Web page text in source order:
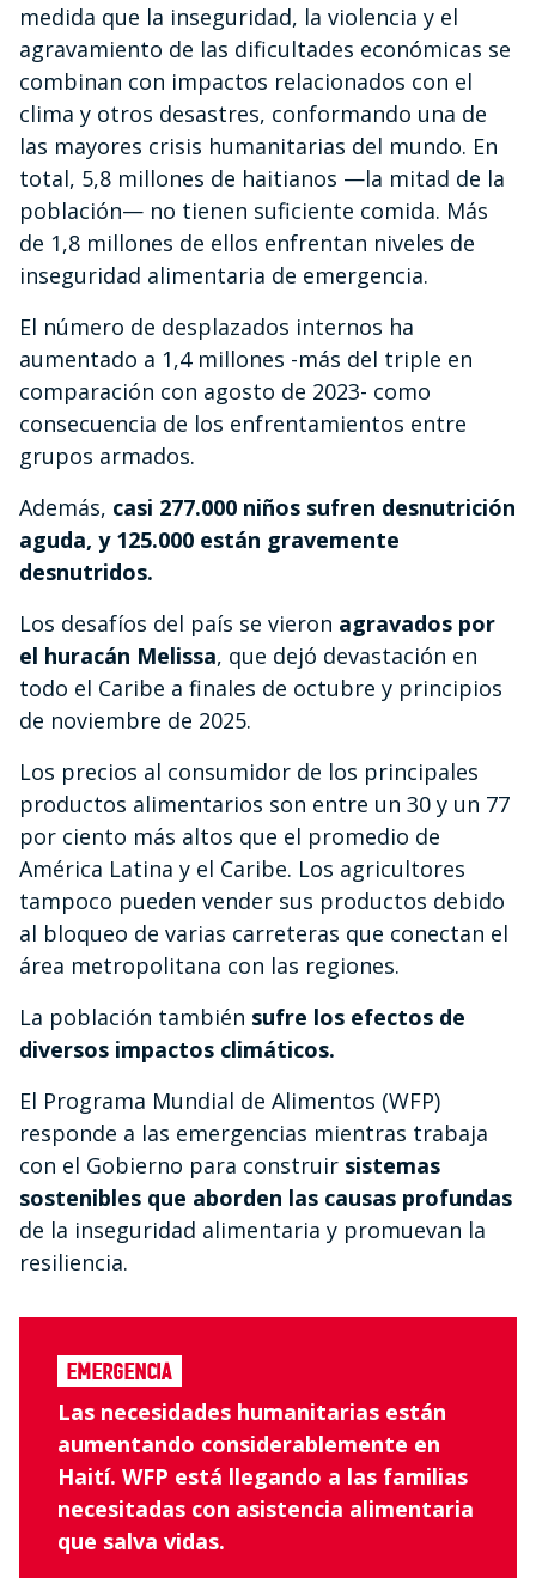
medida que la inseguridad, la violencia y el
agravamiento de las dificultades económicas se
combinan con impactos relacionados con el
clima y otros desastres, conformando una de
las mayores crisis humanitarias del mundo. En
total, 5,8 millones de haitianos —la mitad de la
población— no tienen suficiente comida. Más
de 1,8 millones de ellos enfrentan niveles de
inseguridad alimentaria de emergencia.
El número de desplazados internos ha
aumentado a 1,4 millones -más del triple en
comparación con agosto de 2023- como
consecuencia de los enfrentamientos entre
grupos armados.
Además, casi 277.000 niños sufren desnutrición
aguda, y 125.000 están gravemente
desnutridos.
Los desafíos del país se vieron agravados por
el huracán Melissa, que dejó devastación en
todo el Caribe a finales de octubre y principios
de noviembre de 2025.
Los precios al consumidor de los principales
productos alimentarios son entre un 30 y un 77
por ciento más altos que el promedio de
América Latina y el Caribe. Los agricultores
tampoco pueden vender sus productos debido
al bloqueo de varias carreteras que conectan el
área metropolitana con las regiones.
La población también sufre los efectos de
diversos impactos climáticos.
El Programa Mundial de Alimentos (WFP)
responde a las emergencias mientras trabaja
con el Gobierno para construir sistemas
sostenibles que aborden las causas profundas
de la inseguridad alimentaria y promuevan la
resiliencia.
Emergencia
Las necesidades humanitarias están
aumentando considerablemente en
Haití. WFP está llegando a las familias
necesitadas con asistencia alimentaria
que salva vidas.